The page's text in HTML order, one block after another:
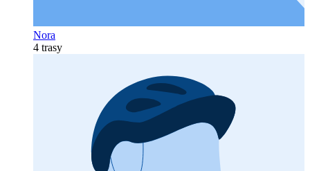
Nora
4 trasy